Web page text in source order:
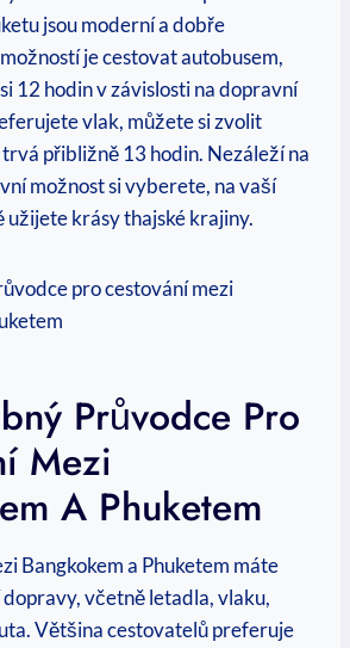
jsou moderní ‌a dobře
je cestovat autobusem,
12 hodin v závislosti na dopravní​
vlak, můžete si zvolit
přibližně 13‍ hodin. Nezáleží na
možnost si vyberete, na ⁢vaší
užijete krásy thajské krajiny.
Průvodce Pro
Mezi
A Phuketem
Bangkokem a Phuketem máte
včetně letadla, ‌vlaku,
Většina cestovatelů preferuje